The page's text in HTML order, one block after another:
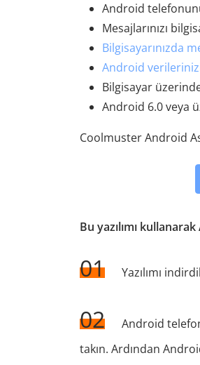
Android
Mesajlarınızı
Bilgisayarınızda
Android
Bilgisayar
Android 6.0 veya
Coolmuster Android
Bu yazılımı
01 Yazılımı
02
Android
takın. Ardından